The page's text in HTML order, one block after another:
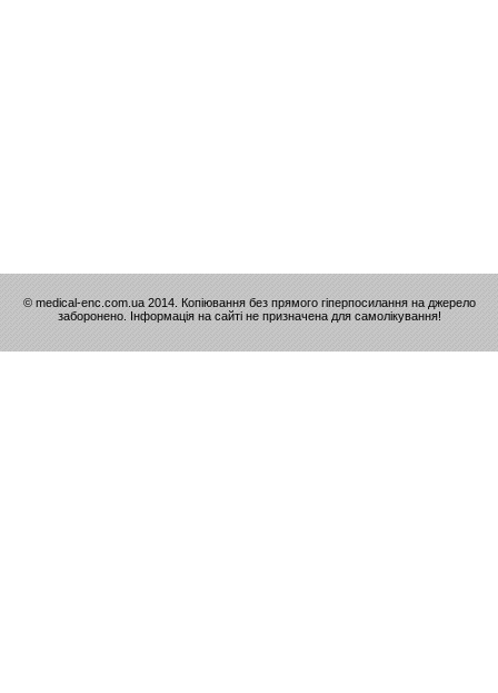
© medical-enc.com.ua 2014. Копіювання без прямого гіперпосилання на джерело
заборонено. Інформація на сайті не призначена для самолікування!